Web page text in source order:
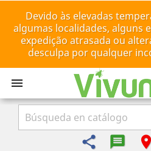
Devido às elevadas
algumas localidades, alguns
expedição atrasada ou
desculpa por qualquer

share room